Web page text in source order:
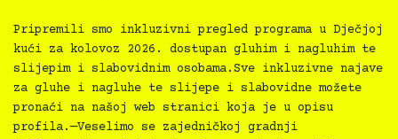
Pripremili smo inkluzivni pregled programa u Dječjoj
kući za kolovoz 2026. dostupan gluhim i nagluhim te
slijepim i slabovidnim osobama.Sve inkluzivne najave
za gluhe i nagluhe te slijepe i slabovidne možete
pronaći na našoj web stranici koja je u opisu
profila.—Veselimo se zajedničkoj gradnji